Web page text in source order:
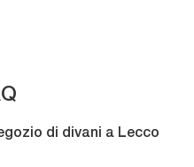
di divani a Lecco